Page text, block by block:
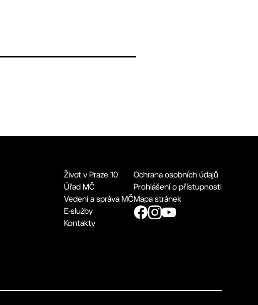
Život v Praze 10
Úřad MČ
Vedení a správa MČ
E-služby
Kontakty
Ochrana osobních údajů
Prohlášení o přístupnosti
Mapa stránek